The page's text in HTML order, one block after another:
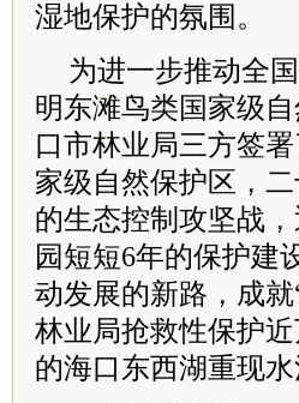
湿地保护的氛围。
为进一步推动全
明东滩鸟类国家级
口市林业局三方签
家级自然保护区，
的生态控制攻坚战
园短短6年的保护建
动发展的新路，成
林业局抢救性保护
的海口东西湖重现